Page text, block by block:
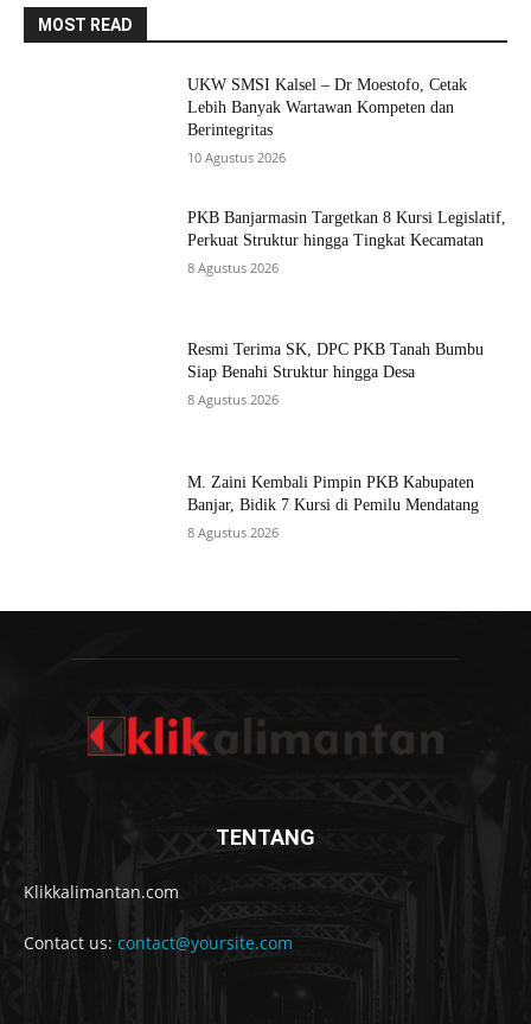
MOST READ
UKW SMSI Kalsel – Dr Moestofo, Cetak
Lebih Banyak Wartawan Kompeten dan
Berintegritas
10 Agustus 2026
PKB Banjarmasin Targetkan 8 Kursi Legislatif,
Perkuat Struktur hingga Tingkat Kecamatan
8 Agustus 2026
Resmi Terima SK, DPC PKB Tanah Bumbu
Siap Benahi Struktur hingga Desa
8 Agustus 2026
M. Zaini Kembali Pimpin PKB Kabupaten
Banjar, Bidik 7 Kursi di Pemilu Mendatang
8 Agustus 2026
TENTANG
Klikkalimantan.com
Contact us: contact@yoursite.com